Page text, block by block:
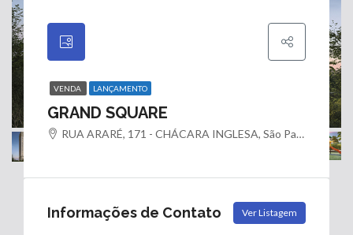
VENDA LANÇAMENTO
GRAND SQUARE
RUA ARARÉ, 171 - CHÁCARA INGLESA, São Paulo - SP, 02340-000
Informações de Contato Ver Listagem